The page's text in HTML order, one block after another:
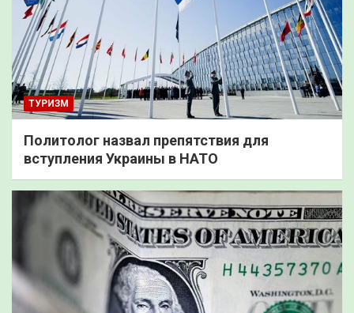
ТУРИЗМ
Политолог назвал препятствия для
вступления Украины в НАТО